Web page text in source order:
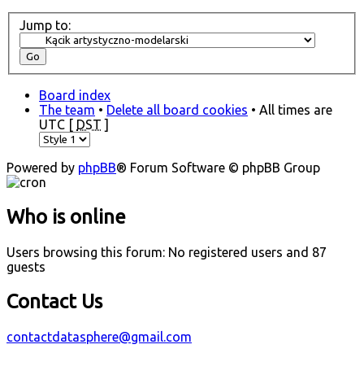
Jump to:
Board index
The team • Delete all board cookies • All times are
UTC [ DST ]
Powered by phpBB® Forum Software © phpBB Group
Who is online
Users browsing this forum: No registered users and 87
guests
Contact Us
contactdatasphere@gmail.com